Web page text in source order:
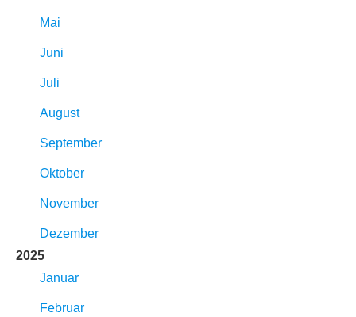
Mai
Juni
Juli
August
September
Oktober
November
Dezember
2025
Januar
Februar